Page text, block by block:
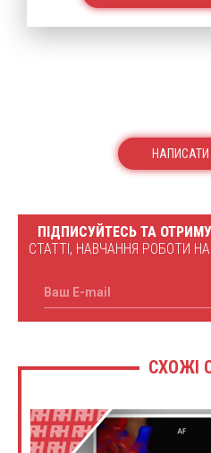
НАПИСАТИ
ПІДПИСУЙТЕСЬ ТА
СТАТТІ, НАВЧАННЯ РОБОТИ
Ваш E-mail
СХОЖІ